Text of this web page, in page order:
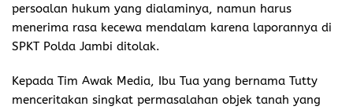
persoalan hukum yang dialaminya, namun harus
menerima rasa kecewa mendalam karena laporannya di
SPKT Polda Jambi ditolak.
Kepada Tim Awak Media, Ibu Tua yang bernama Tutty
menceritakan singkat permasalahan objek tanah yang